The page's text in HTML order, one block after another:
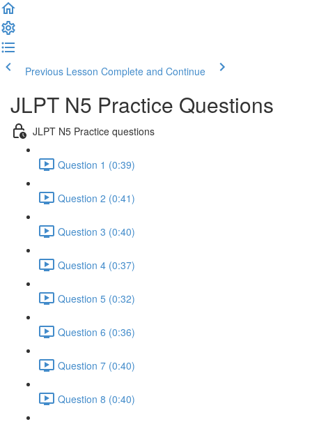
Previous Lesson Complete and Continue
JLPT N5 Practice Questions
JLPT N5 Practice questions
Question 1 (0:39)
Question 2 (0:41)
Question 3 (0:40)
Question 4 (0:37)
Question 5 (0:32)
Question 6 (0:36)
Question 7 (0:40)
Question 8 (0:40)